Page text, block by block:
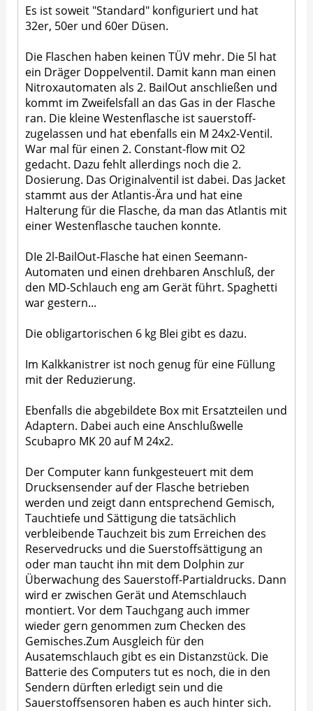
Es ist soweit "Standard" konfiguriert und hat
32er, 50er und 60er Düsen.
Die Flaschen haben keinen TÜV mehr. Die 5l hat
ein Dräger Doppelventil. Damit kann man einen
Nitroxautomaten als 2. BailOut anschließen und
kommt im Zweifelsfall an das Gas in der Flasche
ran. Die kleine Westenflasche ist sauerstoff-
zugelassen und hat ebenfalls ein M 24x2-Ventil.
War mal für einen 2. Constant-flow mit O2
gedacht. Dazu fehlt allerdings noch die 2.
Dosierung. Das Originalventil ist dabei. Das Jacket
stammt aus der Atlantis-Ära und hat eine
Halterung für die Flasche, da man das Atlantis mit
einer Westenflasche tauchen konnte.
DIe 2l-BailOut-Flasche hat einen Seemann-
Automaten und einen drehbaren Anschluß, der
den MD-Schlauch eng am Gerät führt. Spaghetti
war gestern...
Die obligartorischen 6 kg Blei gibt es dazu.
Im Kalkkanistrer ist noch genug für eine Füllung
mit der Reduzierung.
Ebenfalls die abgebildete Box mit Ersatzteilen und
Adaptern. Dabei auch eine Anschlußwelle
Scubapro MK 20 auf M 24x2.
Der Computer kann funkgesteuert mit dem
Drucksensender auf der Flasche betrieben
werden und zeigt dann entsprechend Gemisch,
Tauchtiefe und Sättigung die tatsächlich
verbleibende Tauchzeit bis zum Erreichen des
Reservedrucks und die Suerstoffsättigung an
oder man taucht ihn mit dem Dolphin zur
Überwachung des Sauerstoff-Partialdrucks. Dann
wird er zwischen Gerät und Atemschlauch
montiert. Vor dem Tauchgang auch immer
wieder gern genommen zum Checken des
Gemisches.Zum Ausgleich für den
Ausatemschlauch gibt es ein Distanzstück. Die
Batterie des Computers tut es noch, die in den
Sendern dürften erledigt sein und die
Sauerstoffsensoren haben es auch hinter sich.